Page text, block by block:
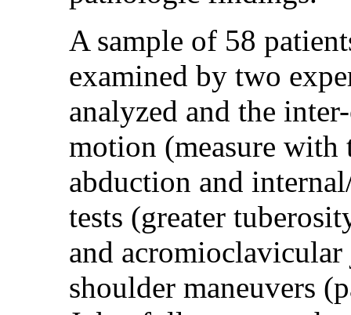
A sample of 58
examined by two
analyzed and the
motion (measure
abduction and
tests (greater
and
shoulder maneuvers